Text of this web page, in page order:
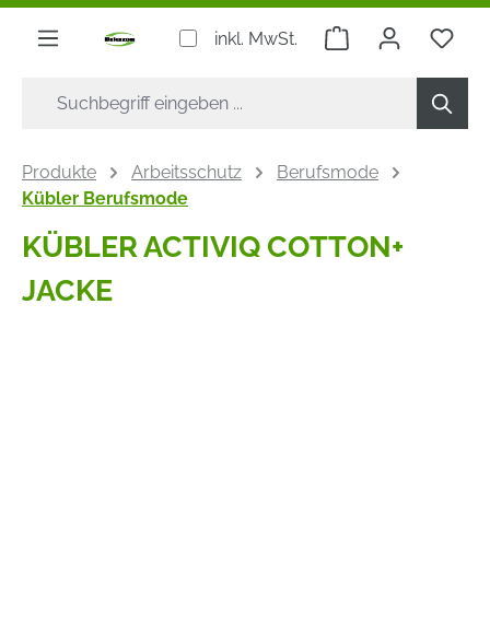
springen
inkl. MwSt. Warenkorb
Produkte Arbeitsschutz
Berufsmode
Kübler Berufsmode
KÜBLER ACTIVIQ COTTON+
JACKE